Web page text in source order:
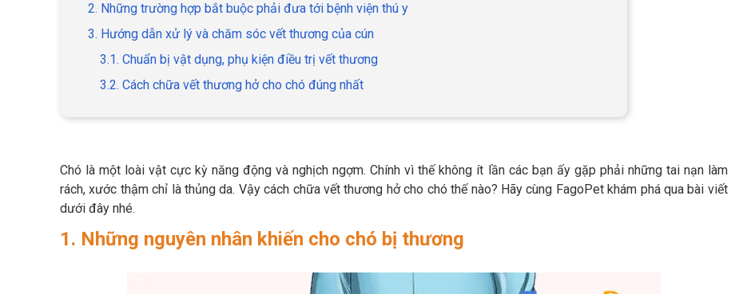
2. Những trường hợp bắt buộc phải đưa tới bệnh viện thú y
3. Hướng dẫn xử lý và chăm sóc vết thương của cún
3.1. Chuẩn bị vật dụng, phụ kiện điều trị vết thương
3.2. Cách chữa vết thương hở cho chó đúng nhất
Chó là một loài vật cực kỳ năng động và nghịch ngợm. Chính vì thế không ít lần các bạn ấy gặp phải những tai nạn làm
rách, xước thậm chỉ là thủng da. Vậy cách chữa vết thương hở cho chó thế nào? Hãy cùng FagoPet khám phá qua bài viết
dưới đây nhé.
1. Những nguyên nhân khiến cho chó bị thương